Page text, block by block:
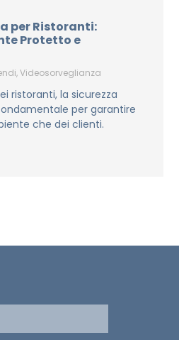
per Ristoranti:
Protetto e
,Videosorveglianza
ristoranti, la sicurezza
per garantire
che dei clienti.